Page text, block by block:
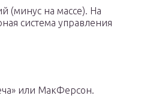
(минус на массе). На
система управления
или МакФерсон.